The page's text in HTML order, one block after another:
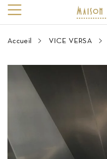
Accueil VICE VERSA